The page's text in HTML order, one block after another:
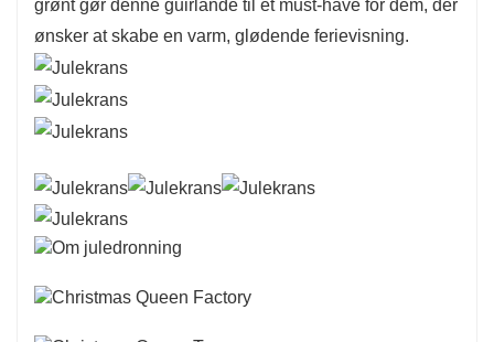
grønt gør denne guirlande til et must-have for dem, der
ønsker at skabe en varm, glødende ferievisning.